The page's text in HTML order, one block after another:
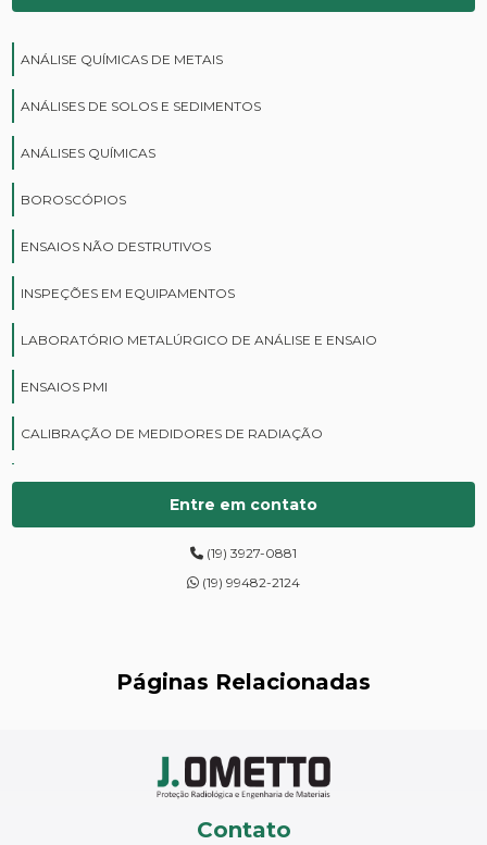
ANÁLISE QUÍMICAS DE METAIS
ANÁLISES DE SOLOS E SEDIMENTOS
ANÁLISES QUÍMICAS
BOROSCÓPIOS
ENSAIOS NÃO DESTRUTIVOS
INSPEÇÕES EM EQUIPAMENTOS
LABORATÓRIO METALÚRGICO DE ANÁLISE E ENSAIO
ENSAIOS PMI
CALIBRAÇÃO DE MEDIDORES DE RADIAÇÃO
CURSOS DE PROTEÇÃO RADIOLÓGICA
DIGITALIZAÇÃO DE FILMES RADIOGRÁFICOS
ENSAIOS DE DUREZA DE CAMPO
MANUTENÇÃO DE MEDIDORES DE RADIAÇÃO
Entre em contato
(19) 3927-0881
(19) 99482-2124
Páginas Relacionadas
Contato